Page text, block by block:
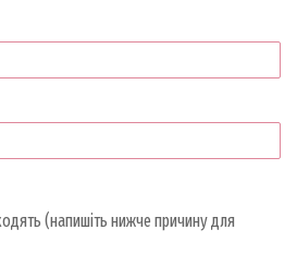
(напишіть нижче причину для